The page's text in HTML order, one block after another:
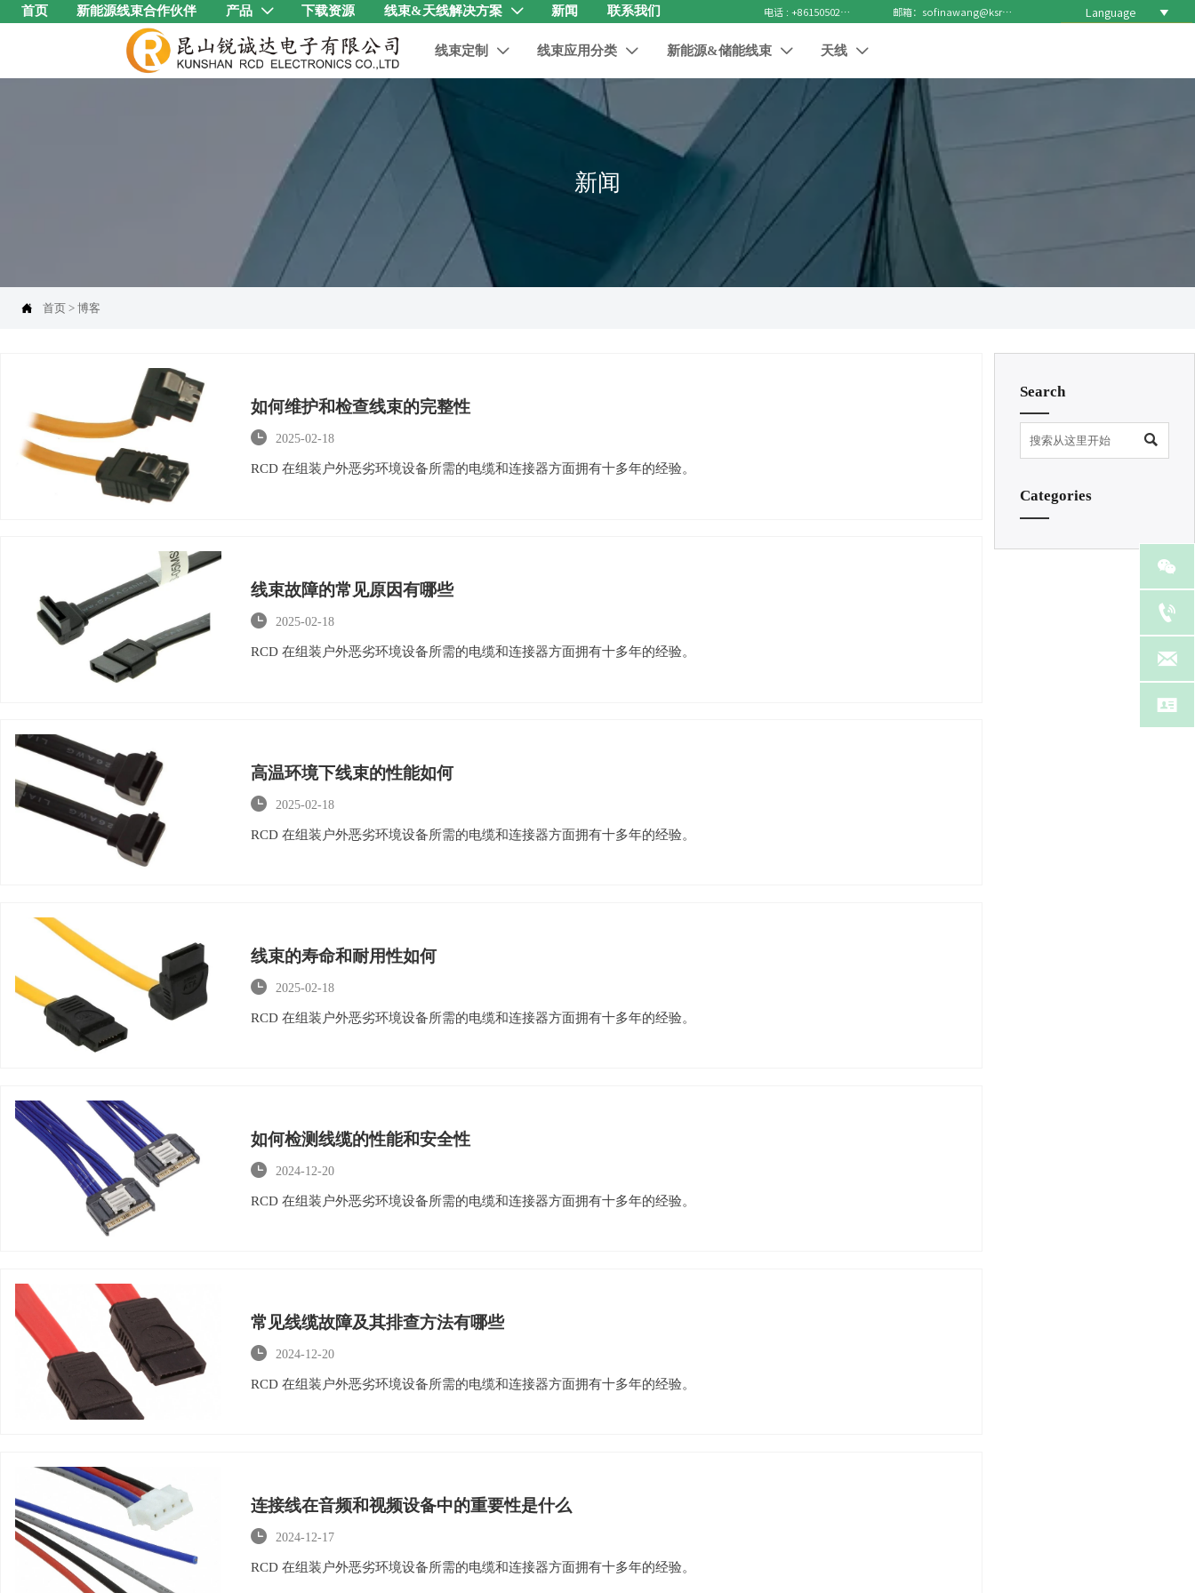
首页 新能源线束合作伙伴 产品  下载资源 线束&天线解决方案  新闻 联系我们 电话 : +8615050271688 邮箱：sofinawang@ksrcd.com Language 
线束定制  线束应用分类  新能源&储能线束  天线 
新闻
 首页 >博客
如何维护和检查线束的完整性
 2025-02-18
RCD 在组装户外恶劣环境设备所需的电缆和连接器方面拥有十多年的经验。
线束故障的常见原因有哪些
 2025-02-18
RCD 在组装户外恶劣环境设备所需的电缆和连接器方面拥有十多年的经验。
高温环境下线束的性能如何
 2025-02-18
RCD 在组装户外恶劣环境设备所需的电缆和连接器方面拥有十多年的经验。
线束的寿命和耐用性如何
 2025-02-18
RCD 在组装户外恶劣环境设备所需的电缆和连接器方面拥有十多年的经验。
如何检测线缆的性能和安全性
 2024-12-20
RCD 在组装户外恶劣环境设备所需的电缆和连接器方面拥有十多年的经验。
常见线缆故障及其排查方法有哪些
 2024-12-20
RCD 在组装户外恶劣环境设备所需的电缆和连接器方面拥有十多年的经验。
连接线在音频和视频设备中的重要性是什么
 2024-12-17
RCD 在组装户外恶劣环境设备所需的电缆和连接器方面拥有十多年的经验。
Search

Categories



